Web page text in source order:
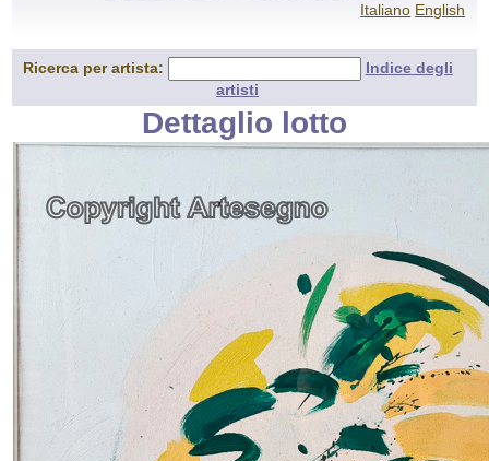
Italiano English
Ricerca per artista:
Indice degli
artisti
Dettaglio lotto